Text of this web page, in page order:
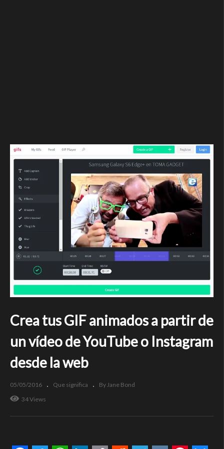
Crea tus GIF animados a partir de
un vídeo de YouTube o Instagram
desde la web
05/05/2016 Que significa
By Jane Bond
34 Views